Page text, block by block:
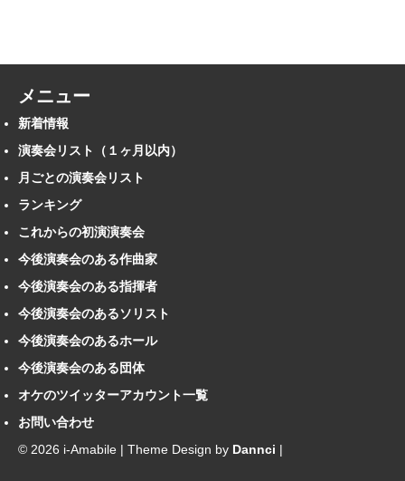
メニュー
新着情報
演奏会リスト（１ヶ月以内）
月ごとの演奏会リスト
ランキング
これからの初演演奏会
今後演奏会のある作曲家
今後演奏会のある指揮者
今後演奏会のあるソリスト
今後演奏会のあるホール
今後演奏会のある団体
オケのツイッターアカウント一覧
お問い合わせ
© 2026 i-Amabile | Theme Design by Dannci |